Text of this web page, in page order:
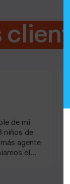
de mi
niños de
agente
el